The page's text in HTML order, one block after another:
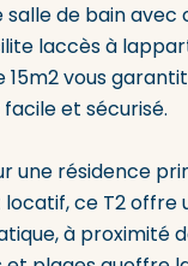
de bain avec
laccès à
15m2 vous
et sécurisé.
une résidence
ce T2 offre
à proximité